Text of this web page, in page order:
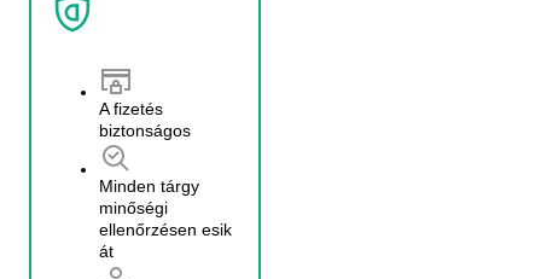
A fizetés
biztonságos
Minden tárgy
minőségi
ellenőrzésen esik
át